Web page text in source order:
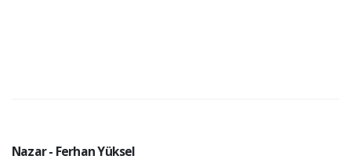
Nazar - Ferhan Yüksel